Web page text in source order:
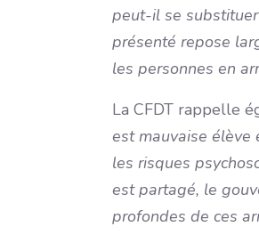
peut-il se
présenté repose
les personnes en
La CFDT rappelle
est mauvaise élève
les risques
est partagé, le
profondes de ces